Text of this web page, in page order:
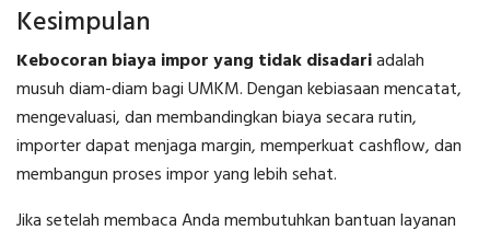
Kesimpulan
Kebocoran biaya impor yang tidak disadariadalah
musuh diam-diam bagi UMKM. Dengan kebiasaan mencatat,
mengevaluasi, dan membandingkan biaya secara rutin,
importer dapat menjaga margin, memperkuat cashflow, dan
membangun proses impor yang lebih sehat.
Jika setelah membaca Anda membutuhkan bantuan layanan